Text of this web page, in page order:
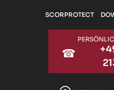
Zum Hauptinhalt springen
SCORPROTECT
☎